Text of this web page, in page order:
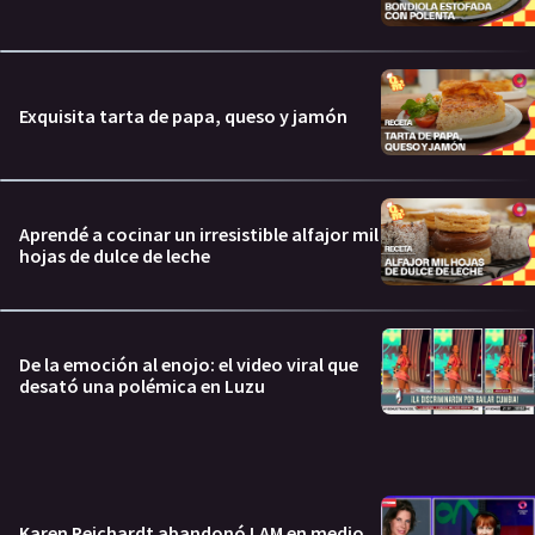
Exquisita tarta de papa, queso y jamón
Aprendé a cocinar un irresistible alfajor mil
hojas de dulce de leche
De la emoción al enojo: el video viral que
desató una polémica en Luzu